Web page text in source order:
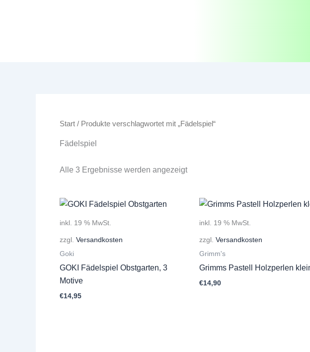
Start / Produkte verschlagwortet mit „Fädelspiel“
Fädelspiel
Alle 3 Ergebnisse werden angezeigt
inkl. 19 % MwSt.
zzgl. Versandkosten
Goki
GOKI Fädelspiel Obstgarten, 3
Motive
€14,95
inkl. 19 % MwSt.
zzgl. Versandkosten
Grimm's
Grimms Pastell Holzperlen
€14,90